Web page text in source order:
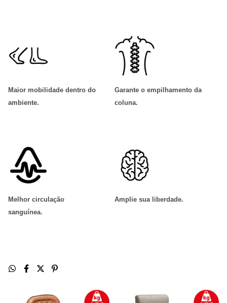
Maior mobilidade dentro do
ambiente.
Garante o empilhamento da
coluna.
Melhor circulação
sanguínea.
Amplie sua liberdade.